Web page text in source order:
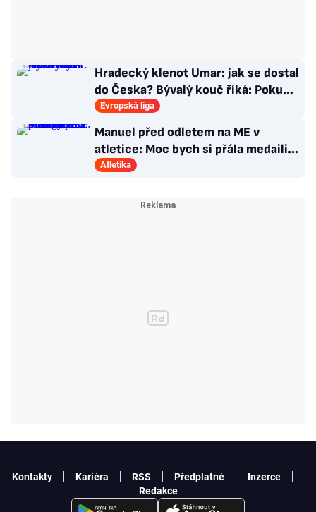
Hradecký klenot Umar: jak se dostal
do Česka? Bývalý kouč říká: Pokud
nezblbne...
Evropská liga
Manuel před odletem na ME v
atletice: Moc bych si přála medaili.
Prozradila strategii
Atletika
Kontakty Kariéra RSS Předplatné
Inzerce
Redakce